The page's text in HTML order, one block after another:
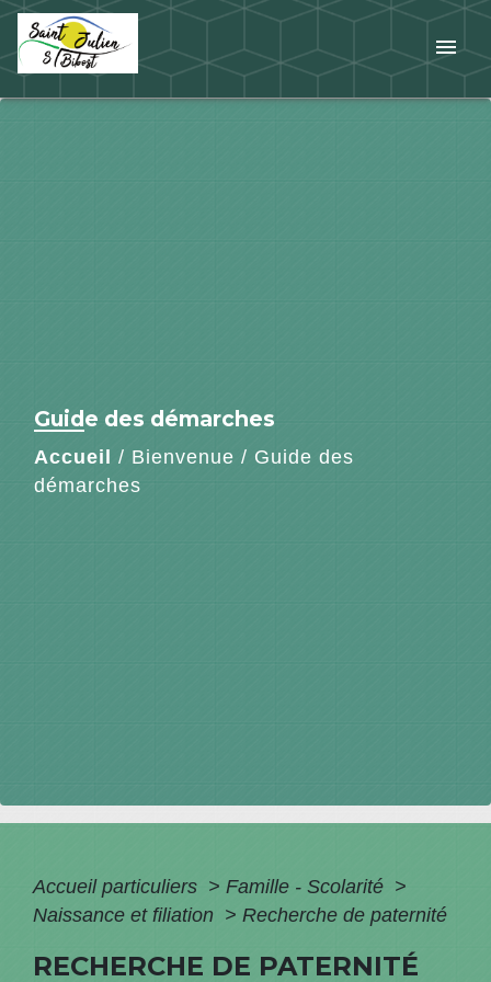
menu
Guide des démarches
Accueil / Bienvenue / Guide des
démarches
Accueil particuliers > Famille - Scolarité >
Naissance et filiation > Recherche de paternité
RECHERCHE DE PATERNITÉ